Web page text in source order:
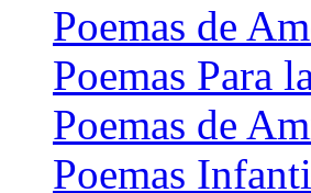
Poemas de
Poemas Para
Poemas de
Poemas